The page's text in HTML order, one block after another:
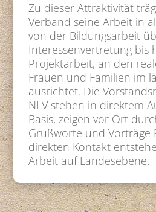
Zu dieser Attraktivität
Verband seine Arbeit in
von der Bildungsarbeit
Interessenvertretung bis
Projektarbeit, an den
Frauen und Familien im
ausrichtet. Die
NLV stehen in direktem
Basis, zeigen vor Ort
Grußworte und Vorträge
direkten Kontakt
Arbeit auf Landesebene.